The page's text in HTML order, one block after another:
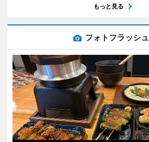
もっと見る
フォトフラッシュ